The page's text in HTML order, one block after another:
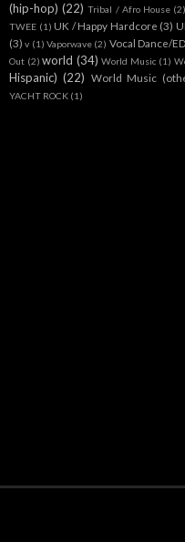
(hip-hop) (22) Tribal / Afro House (2)
TWEE (1) UK / Happy Hardcore (3)
(3) v (1) Vaporwave (2) Vocal Dance/
Out (2) world (34) World Music (1)
Hispanic) (22) World Music
YACHT ROCK (1)